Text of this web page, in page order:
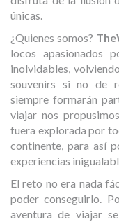
únicas.
¿Quienes somos?
locos apasionados
inolvidables,
souvenirs si no de
siempre formarán
viajar nos
fuera explorada por
continente, para así
experiencias
El reto no era nada
poder conseguirlo.
aventura de viajar